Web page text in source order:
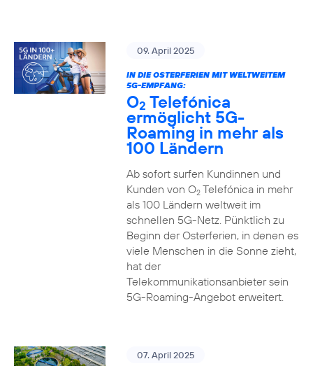
09. April 2025
IN DIE OSTERFERIEN MIT WELTWEITEM
5G-EMPFANG:
O2 Telefónica
ermöglicht 5G-
Roaming in mehr als
100 Ländern
Ab sofort surfen Kundinnen und
Kunden von O2Telefónica in mehr
als 100 Ländern weltweit im
schnellen 5G-Netz. Pünktlich zu
Beginn der Osterferien, in denen es
viele Menschen in die Sonne zieht,
hat der
Telekommunikationsanbieter sein
5G-Roaming-Angebot erweitert.
07. April 2025